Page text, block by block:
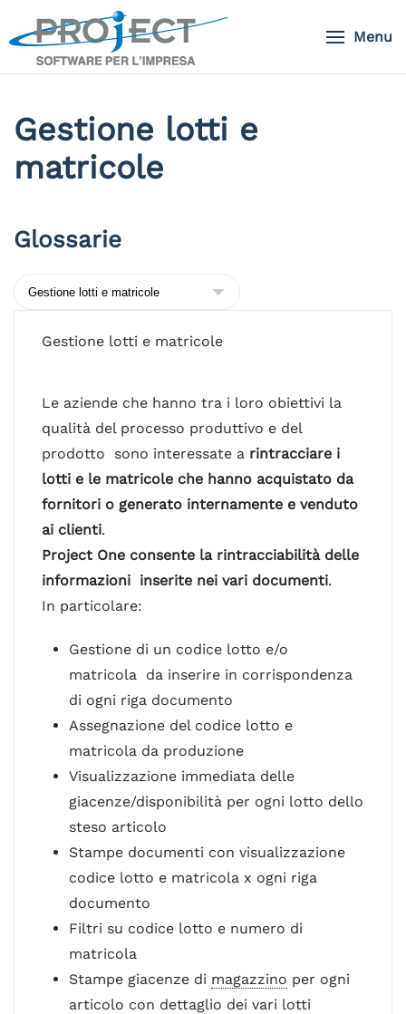
Skip to main content
Menu
Gestione lotti e
matricole
Glossarie
Gestione lotti e matricole
Le aziende che hanno tra i loro obiettivi la
qualità del processo produttivo e del
prodotto sono interessate a rintracciare i
lotti e le matricole che hanno acquistato da
fornitori o generato internamente e venduto
ai clienti.
Project One consente la rintracciabilità delle
informazioni inserite nei vari documenti.
In particolare:
Gestione di un codice lotto e/o
matricola da inserire in corrispondenza
di ogni riga documento
Assegnazione del codice lotto e
matricola da produzione
Visualizzazione immediata delle
giacenze/disponibilità per ogni lotto dello
steso articolo
Stampe documenti con visualizzazione
codice lotto e matricola x ogni riga
documento
Filtri su codice lotto e numero di
matricola
Stampe giacenze di magazzino per ogni
articolo con dettaglio dei vari lotti